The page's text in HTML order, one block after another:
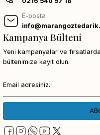
E-posta
Kampanya Bülteni
Yeni kampanyalar ve
bültenimize kayıt olun.